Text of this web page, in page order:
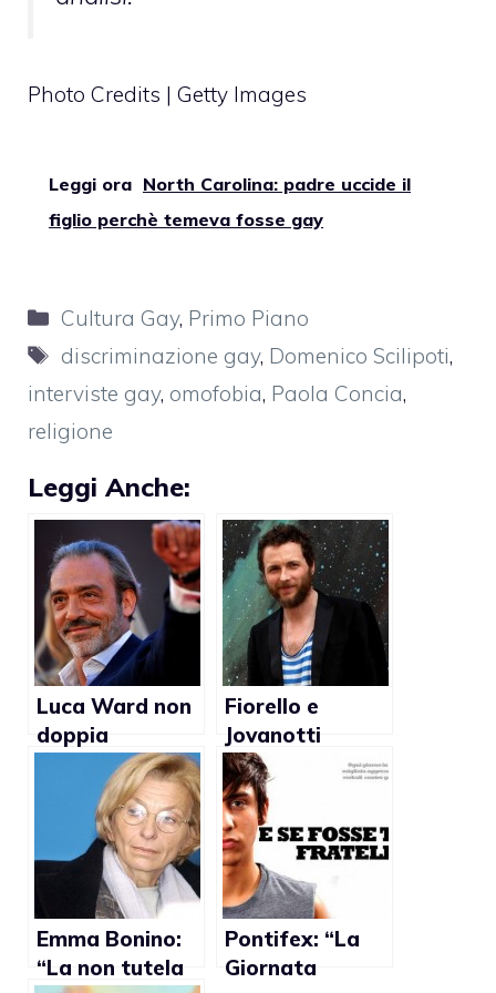
Photo Credits | Getty Images
Leggi ora North Carolina: padre uccide il
figlio perchè temeva fosse gay
Categorie
Cultura Gay, Primo Piano
Tag
discriminazione gay, Domenico Scilipoti,
interviste gay, omofobia, Paola Concia,
religione
Leggi Anche:
Luca Ward non
doppia
personaggi gay
Fiorello e
Jovanotti
troppo
condom-
friendly: “Crollo
del palco?
Punizione
divina”
Emma Bonino:
“La non tutela
Pontifex: “La
Giornata